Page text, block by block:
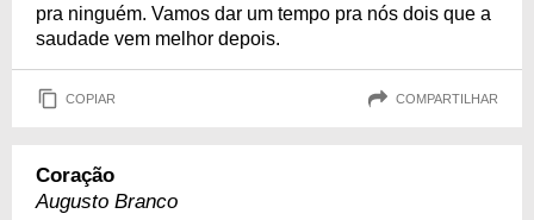
pra ninguém. Vamos dar um tempo pra nós dois que a
saudade vem melhor depois.
COPIAR COMPARTILHAR
Coração
Augusto Branco